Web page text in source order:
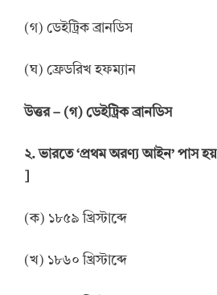
(গ) ডেইট্রিক ব্রানডিস
(ঘ) ফ্রেডরিখ হফম্যান
উত্তর– (গ) ডেইট্রিক ব্রানডিস
২. ভারতে ‘প্রথম অরণ্য আইন’ পাস
(ক) ১৮৫৯ খ্রিস্টাব্দে
(খ) ১৮৬০ খ্রিস্টাব্দে